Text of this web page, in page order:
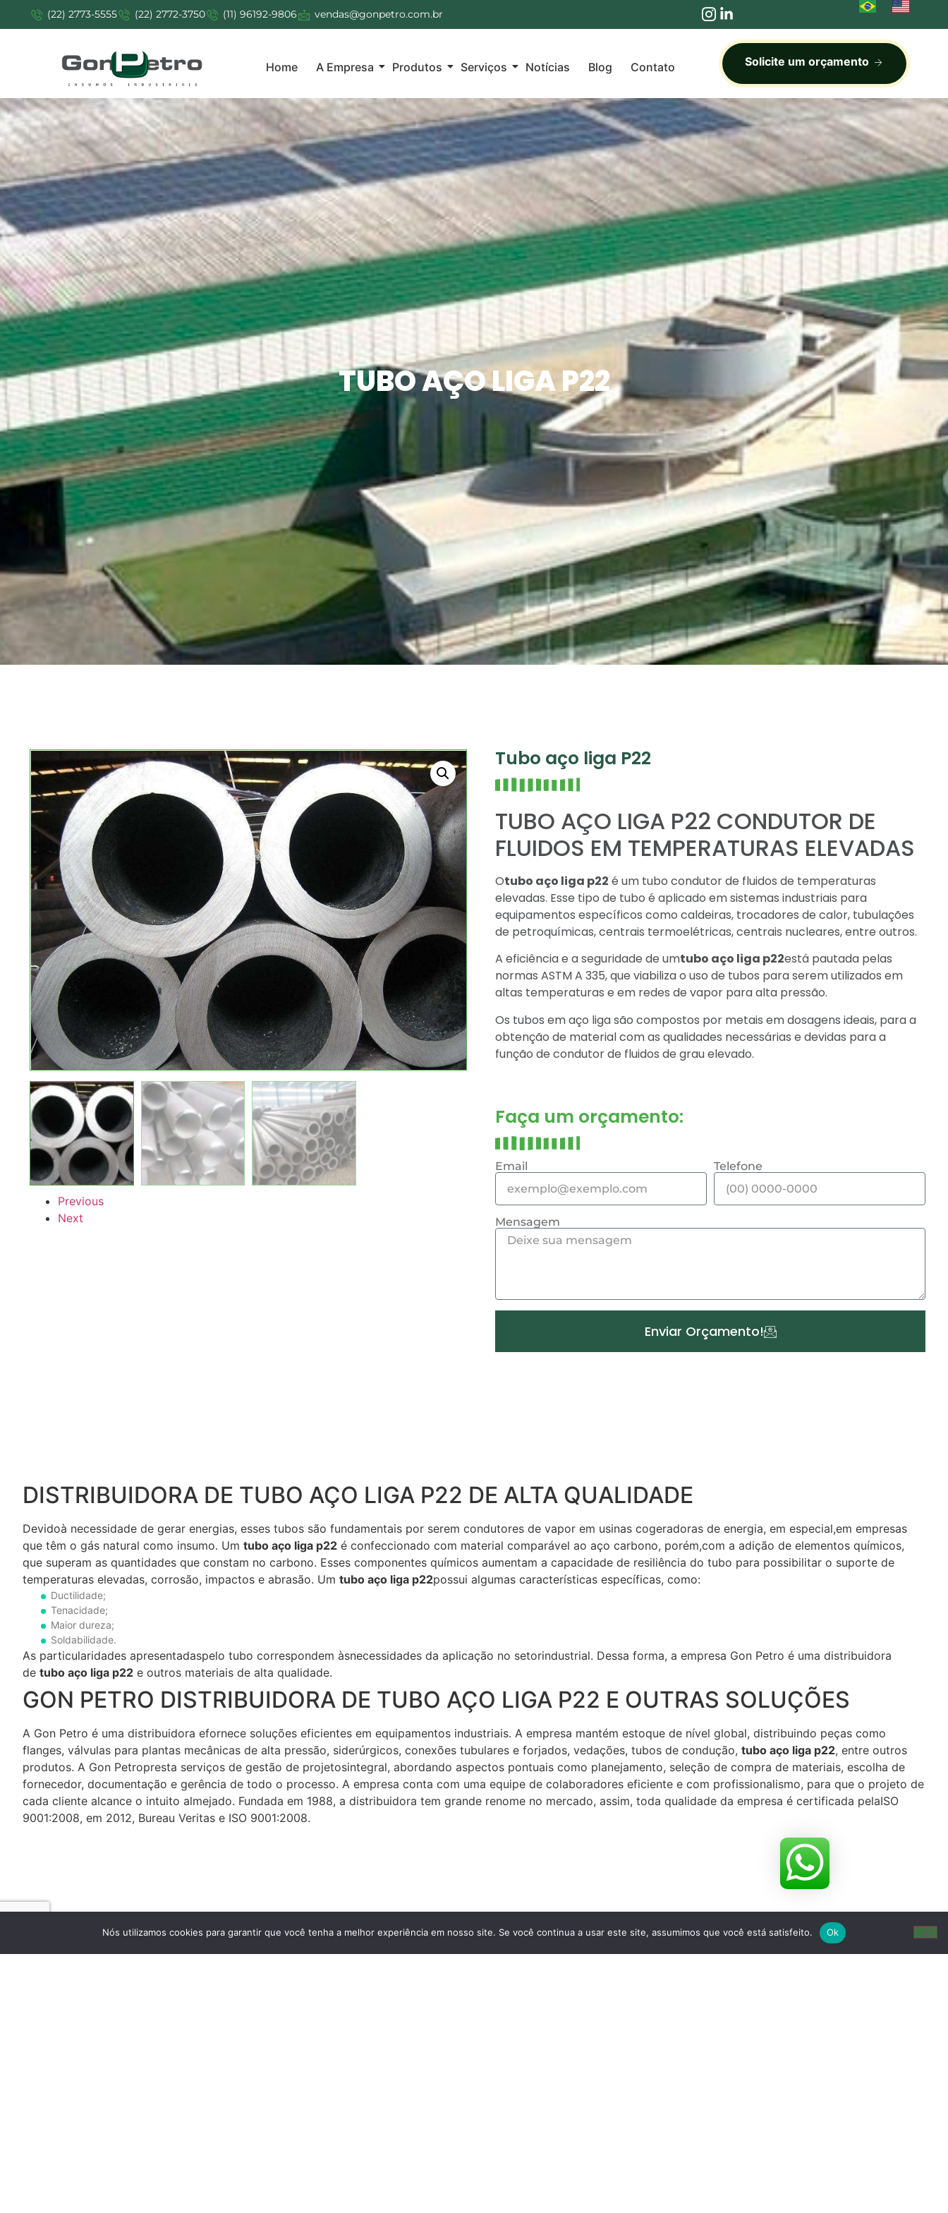
(22) 2773-5555 (22) 2772-3750 (11) 96192-9806 vendas@gonpetro.com.br
Home A Empresa Produtos Serviços Notícias Blog Contato Solicite um orçamento
TUBO AÇO LIGA P22
Previous
Next
Tubo aço liga P22
TUBO AÇO LIGA P22 CONDUTOR DE
FLUIDOS EM TEMPERATURAS ELEVADAS
Otubo aço liga p22 é um tubo condutor de fluidos de temperaturas
elevadas. Esse tipo de tubo é aplicado em sistemas industriais para
equipamentos específicos como caldeiras, trocadores de calor, tubulações
de petroquímicas, centrais termoelétricas, centrais nucleares, entre outros.
A eficiência e a seguridade de umtubo aço liga p22está pautada pelas
normas ASTM A 335, que viabiliza o uso de tubos para serem utilizados em
altas temperaturas e em redes de vapor para alta pressão.
Os tubos em aço liga são compostos por metais em dosagens ideais, para a
obtenção de material com as qualidades necessárias e devidas para a
função de condutor de fluidos de grau elevado.
Faça um orçamento:
Email Telefone
Mensagem
Enviar Orçamento!
DISTRIBUIDORA DE TUBO AÇO LIGA P22 DE ALTA QUALIDADE
Devidoà necessidade de gerar energias, esses tubos são fundamentais por serem condutores de vapor em usinas cogeradoras de energia, em especial,em empresas
que têm o gás natural como insumo. Um tubo aço liga p22 é confeccionado com material comparável ao aço carbono, porém,com a adição de elementos químicos,
que superam as quantidades que constam no carbono. Esses componentes químicos aumentam a capacidade de resiliência do tubo para possibilitar o suporte de
temperaturas elevadas, corrosão, impactos e abrasão. Um tubo aço liga p22possui algumas características específicas, como:
Ductilidade;
Tenacidade;
Maior dureza;
Soldabilidade.
As particularidades apresentadaspelo tubo correspondem àsnecessidades da aplicação no setorindustrial. Dessa forma, a empresa Gon Petro é uma distribuidora
de tubo aço liga p22 e outros materiais de alta qualidade.
GON PETRO DISTRIBUIDORA DE TUBO AÇO LIGA P22 E OUTRAS SOLUÇÕES
A Gon Petro é uma distribuidora efornece soluções eficientes em equipamentos industriais. A empresa mantém estoque de nível global, distribuindo peças como
flanges, válvulas para plantas mecânicas de alta pressão, siderúrgicos, conexões tubulares e forjados, vedações, tubos de condução, tubo aço liga p22, entre outros
produtos. A Gon Petropresta serviços de gestão de projetosintegral, abordando aspectos pontuais como planejamento, seleção de compra de materiais, escolha de
fornecedor, documentação e gerência de todo o processo. A empresa conta com uma equipe de colaboradores eficiente e com profissionalismo, para que o projeto de
cada cliente alcance o intuito almejado. Fundada em 1988, a distribuidora tem grande renome no mercado, assim, toda qualidade da empresa é certificada pelaISO
9001:2008, em 2012, Bureau Veritas e ISO 9001:2008.
Nós utilizamos cookies para garantir que você tenha a melhor experiência em nosso site. Se você continua a usar este site, assumimos que você está satisfeito. Ok